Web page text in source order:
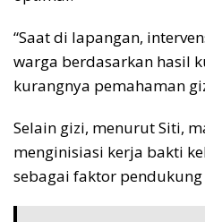
“Saat di lapangan,
warga berdasarkan hasil
kurangnya pemahaman
Selain gizi, menurut Siti,
menginisiasi kerja bakti
sebagai faktor